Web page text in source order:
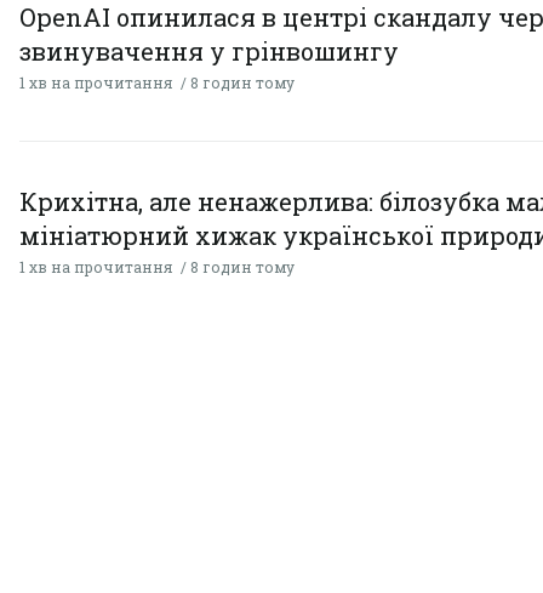
OpenAI опинилася в центрі скандалу
звинувачення у грінвошингу
1 хв на прочитання 8 годин тому
Крихітна, але ненажерлива: білозубка
мініатюрний хижак української
1 хв на прочитання 8 годин тому